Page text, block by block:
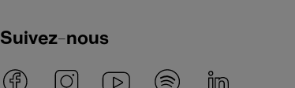
Suivez-nous